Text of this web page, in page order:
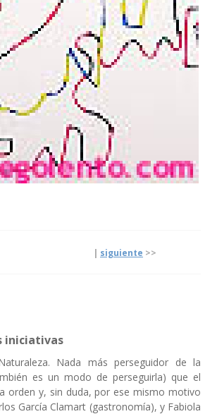
| siguiente >>
iniciativas
Nada más perseguidor de la
es un modo de perseguirla) que el
orden y, sin duda, por ese mismo motivo
García Clamart (gastronomía), y Fabiola